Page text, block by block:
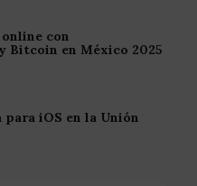
con
Bitcoin en México 2025
iOS en la Unión